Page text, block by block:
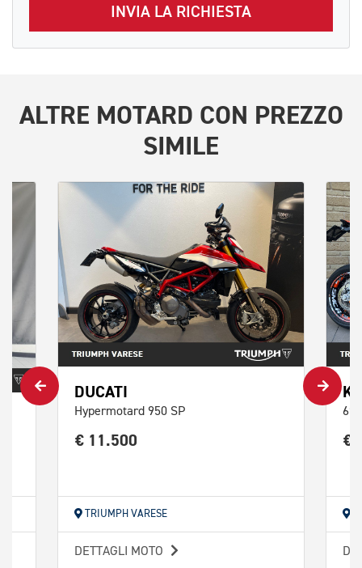
INVIA LA RICHIESTA
ALTRE MOTARD CON PREZZO
SIMILE
DUCATI
Hypermotard 950 SP
€ 11.500
TRIUMPH VARESE
DETTAGLI MOTO
€